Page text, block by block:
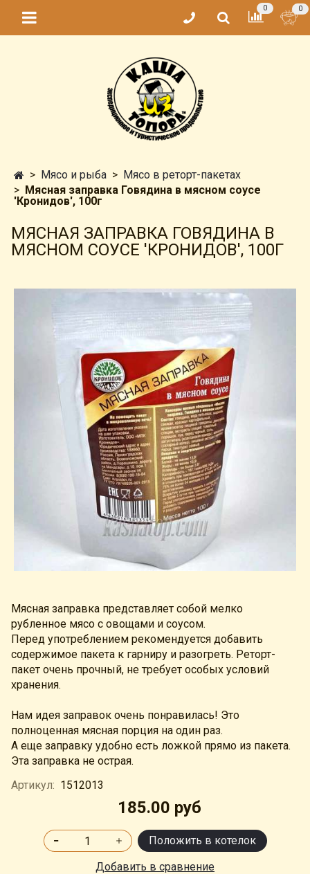
0 0
Мясо и рыба
Мясо в реторт-пакетах
Мясная заправка Говядина в мясном соусе
'Кронидов', 100г
МЯСНАЯ ЗАПРАВКА ГОВЯДИНА В
МЯСНОМ СОУСЕ 'КРОНИДОВ', 100Г
Мясная заправка представляет собой мелко
рубленное мясо с овощами и соусом.
Перед употреблением рекомендуется добавить
содержимое пакета к гарниру и разогреть. Реторт-
пакет очень прочный, не требует особых условий
хранения.
Нам идея заправок очень понравилась! Это
полноценная мясная порция на один раз.
А еще заправку удобно есть ложкой прямо из пакета.
Эта заправка не острая.
Артикул: 1512013
185.00 руб
Положить в котелок
Добавить в сравнение